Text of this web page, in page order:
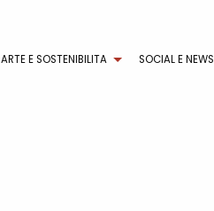
ARTE E SOSTENIBILITA SOCIAL E NEWS